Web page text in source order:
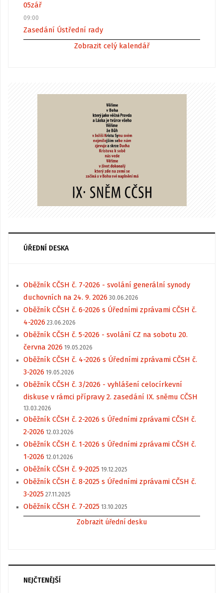
05zář
09:00
Zasedání Ústřední rady
Zobrazit celý kalendář
ÚŘEDNÍ DESKA
Oběžník CČSH č. 7-2026 - svolání generální synody
duchovních na 24. 9. 2026 30.06.2026
Oběžník CČSH č. 6-2026 s Úředními zprávami CČSH č.
4-2026 23.06.2026
Oběžník CČSH č. 5-2026 - svolání CZ na sobotu 20.
června 2026 19.05.2026
Oběžník CČSH č. 4-2026 s Úředními zprávami CČSH č.
3-2026 19.05.2026
Oběžník CČSH č. 3/2026 - vyhlášení celocírkevní
diskuse v rámci přípravy 2. zasedání IX. sněmu CČSH
13.03.2026
Oběžník CČSH č. 2-2026 s Úředními zprávami CČSH č.
2-2026 12.03.2026
Oběžník CČSH č. 1-2026 s Úředními zprávami CČSH č.
1-2026 12.01.2026
Oběžník CČSH č. 9-2025 19.12.2025
Oběžník CČSH č. 8-2025 s Úředními zprávami CČSH č.
3-2025 27.11.2025
Oběžník CČSH č. 7-2025 13.10.2025
Zobrazit úřední desku
NEJČTENĚJŠÍ